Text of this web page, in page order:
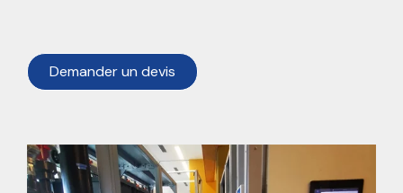
Demander un devis